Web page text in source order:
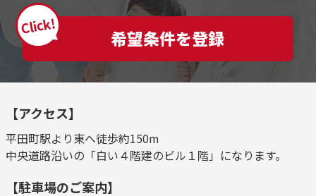
Click!
希望条件を登録
【アクセス】
平田町駅より東へ徒歩約150m
中央道路沿いの「白い４階建のビル１階」になります。
【駐車場のご案内】